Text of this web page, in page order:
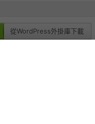
從WordPress外掛庫下載
更多人受益吧！
非商业性-相同方式分享 4.0